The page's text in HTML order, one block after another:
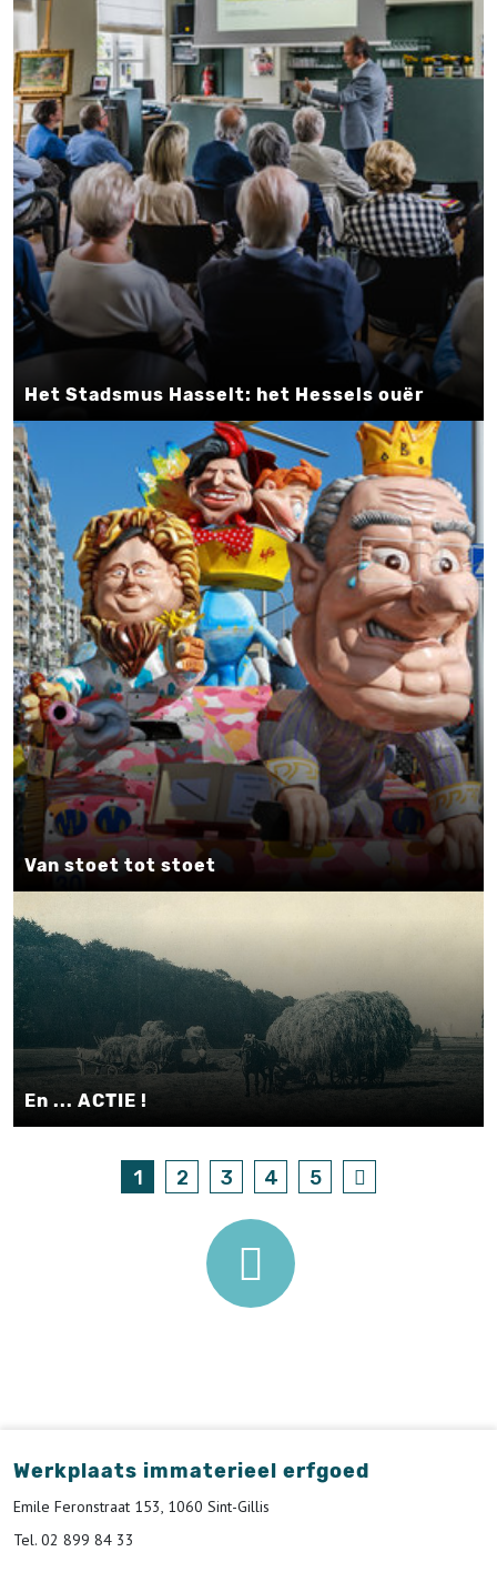
Het Stadsmus Hasselt: het Hessels ouër
En ... ACTIE !
Van stoet tot stoet
1 2 3 4 5
Werkplaats immaterieel erfgoed
Emile Feronstraat 153, 1060 Sint-Gillis
Tel. 02 899 84 33